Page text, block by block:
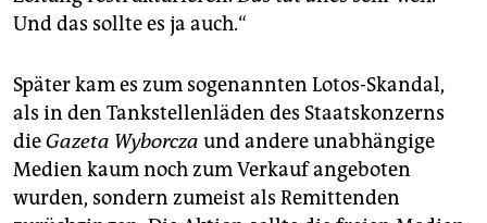
Und das sollte es ja auch.“
Später kam es zum sogenannten Lotos-Skandal,
als in den Tankstellenläden des Staatskonzerns
dieGazeta Wyborcza und andere unabhängige
Medien kaum noch zum Verkauf angeboten
wurden, sondern zumeist als Remittenden